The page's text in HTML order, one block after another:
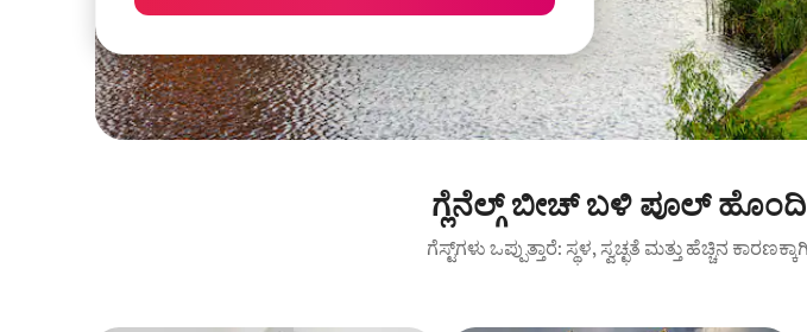
ಗ್ಲೆನೆಲ್ಗ್ ಬೀಚ್ ಬಳಿ ಪೂಲ್
ಗೆಸ್ಟ್‌ಗಳು ಒಪ್ಪುತ್ತಾರೆ: ಸ್ಥಳ, ಸ್ವಚ್ಛತೆ ಮತ್ತು ಹೆಚ್ಚಿನ